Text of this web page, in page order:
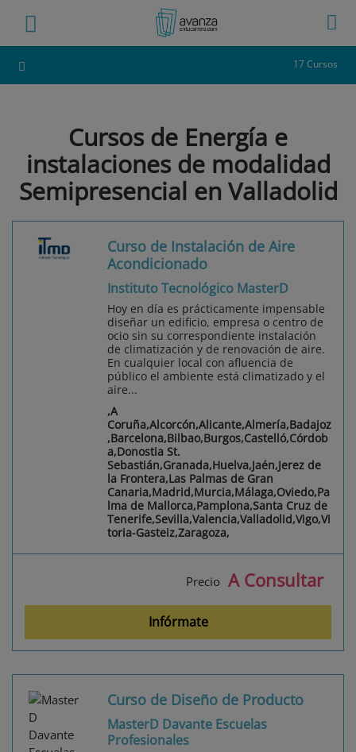
17 Cursos
Cursos de Energía e
instalaciones de modalidad
Semipresencial en Valladolid
Curso de Instalación de Aire
Acondicionado
Instituto Tecnológico MasterD
Hoy en día es prácticamente impensable
diseñar un edificio, empresa o centro de
ocio sin su correspondiente instalación
de climatización y de renovación de aire.
En cualquier local con afluencia de
público el ambiente está climatizado y el
aire...
,A
Coruña,Alcorcón,Alicante,Almería,Badajoz
,Barcelona,Bilbao,Burgos,Castelló,Córdob
a,Donostia St.
Sebastián,Granada,Huelva,Jaén,Jerez de
la Frontera,Las Palmas de Gran
Canaria,Madrid,Murcia,Málaga,Oviedo,Pa
lma de Mallorca,Pamplona,Santa Cruz de
Tenerife,Sevilla,Valencia,Valladolid,Vigo,Vi
toria-Gasteiz,Zaragoza,
Precio A Consultar
Infórmate
Curso de Diseño de Producto
MasterD Davante Escuelas
Profesionales